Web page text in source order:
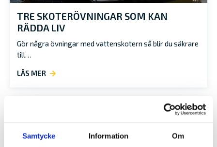
Samtycke Information Om
TRE SKOTERÖVNINGAR SOM KAN
RÄDDA LIV
Gör några övningar med vattenskotern så blir du säkrare
till…
LÄS MER